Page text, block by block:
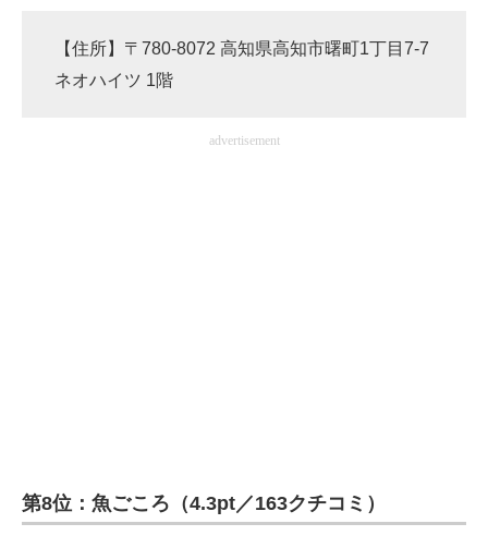
【住所】〒780-8072 高知県高知市曙町1丁目7-7
ネオハイツ 1階
advertisement
第8位：魚ごころ（4.3pt／163クチコミ）